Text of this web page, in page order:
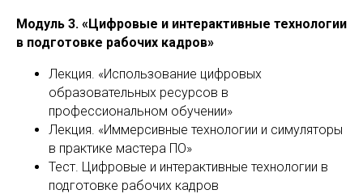
Модуль 3. «Цифровые и интерактивные технологии
в подготовке рабочих кадров»
Лекция. «Использование цифровых
образовательных ресурсов в
профессиональном обучении»
Лекция. «Иммерсивные технологии и симуляторы
в практике мастера ПО»
Тест. Цифровые и интерактивные технологии в
подготовке рабочих кадров